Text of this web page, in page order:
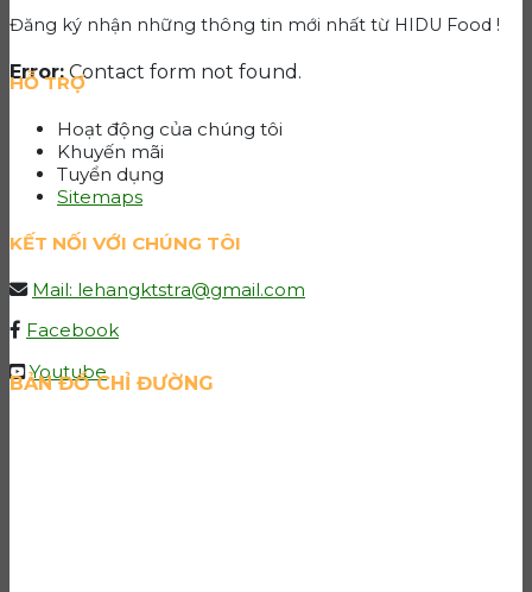
Đăng ký nhận những thông tin mới nhất từ HIDU Food !
Error: Contact form not found.
HỖ TRỢ
Hoạt động của chúng tôi
Khuyến mãi
Tuyển dụng
Sitemaps
KẾT NỐI VỚI CHÚNG TÔI
Mail: lehangktstra@gmail.com
Facebook
Youtube
BẢN ĐỒ CHỈ ĐƯỜNG